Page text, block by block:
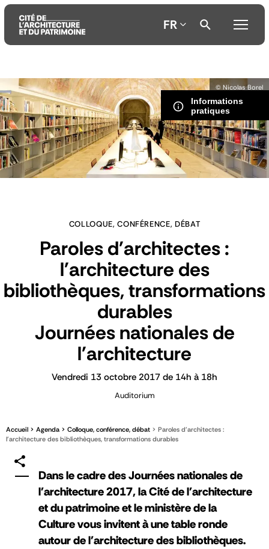
Aller
au
contenu
principal
Aller
au
menu
principal
Aller
à
la
recherche
FR
Informations
pratiques
© Nicolas Borel
COLLOQUE, CONFÉRENCE, DÉBAT
Paroles d'architectes :
l'architecture des
bibliothèques, transformations
durables
Journées nationales de
l'architecture
Vendredi 13 octobre 2017 de 14h à 18h
Auditorium
Accueil Agenda Colloque, conférence, débat
Paroles d'architectes :
l'architecture des bibliothèques, transformations durables
Dans le cadre des Journées nationales de
l'architecture 2017, la Cité de l'architecture
et du patrimoine et le ministère de la
Culture vous invitent à une table ronde
autour de l'architecture des bibliothèques.